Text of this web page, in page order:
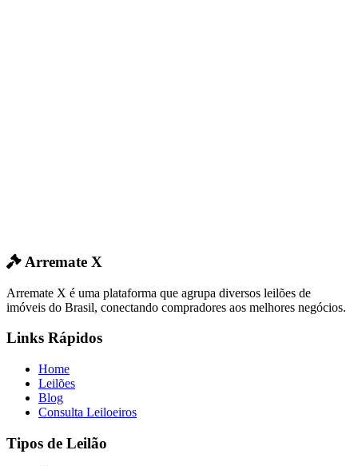
Arremate X
Arremate X é uma plataforma que agrupa diversos leilões de
imóveis do Brasil, conectando compradores aos melhores negócios.
Links Rápidos
Home
Leilões
Blog
Consulta Leiloeiros
Tipos de Leilão